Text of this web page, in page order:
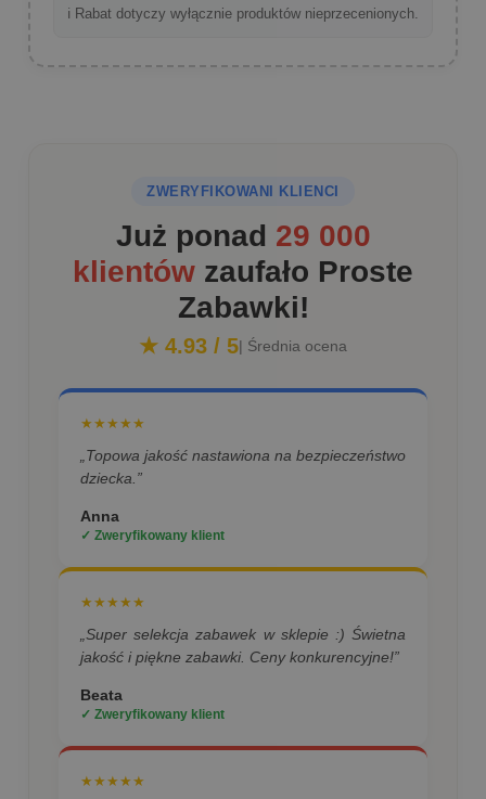
ℹ️ Rabat dotyczy wyłącznie produktów nieprzecenionych.
ZWERYFIKOWANI KLIENCI
Już ponad 29 000
klientów zaufało Proste
Zabawki!
★ 4.93 / 5| Średnia ocena
★★★★★
„Topowa jakość nastawiona na bezpieczeństwo
dziecka.”
Anna
✓ Zweryfikowany klient
★★★★★
„Super selekcja zabawek w sklepie :) Świetna
jakość i piękne zabawki. Ceny konkurencyjne!”
Beata
✓ Zweryfikowany klient
★★★★★